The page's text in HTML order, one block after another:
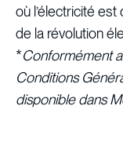
où l’électricité
de la révolution
*Conformément
Conditions
disponible dans